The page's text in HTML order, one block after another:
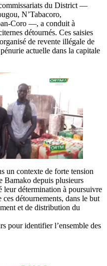
du District —
N’Tabacoro,
Coro —, a conduit à
détournés. Ces saisies
de revente illégale de
actuelle dans la capitale
un contexte de forte tension
Bamako depuis plusieurs
leur détermination à poursuivre
détournements, dans le but
et de distribution du
pour identifier l’ensemble des